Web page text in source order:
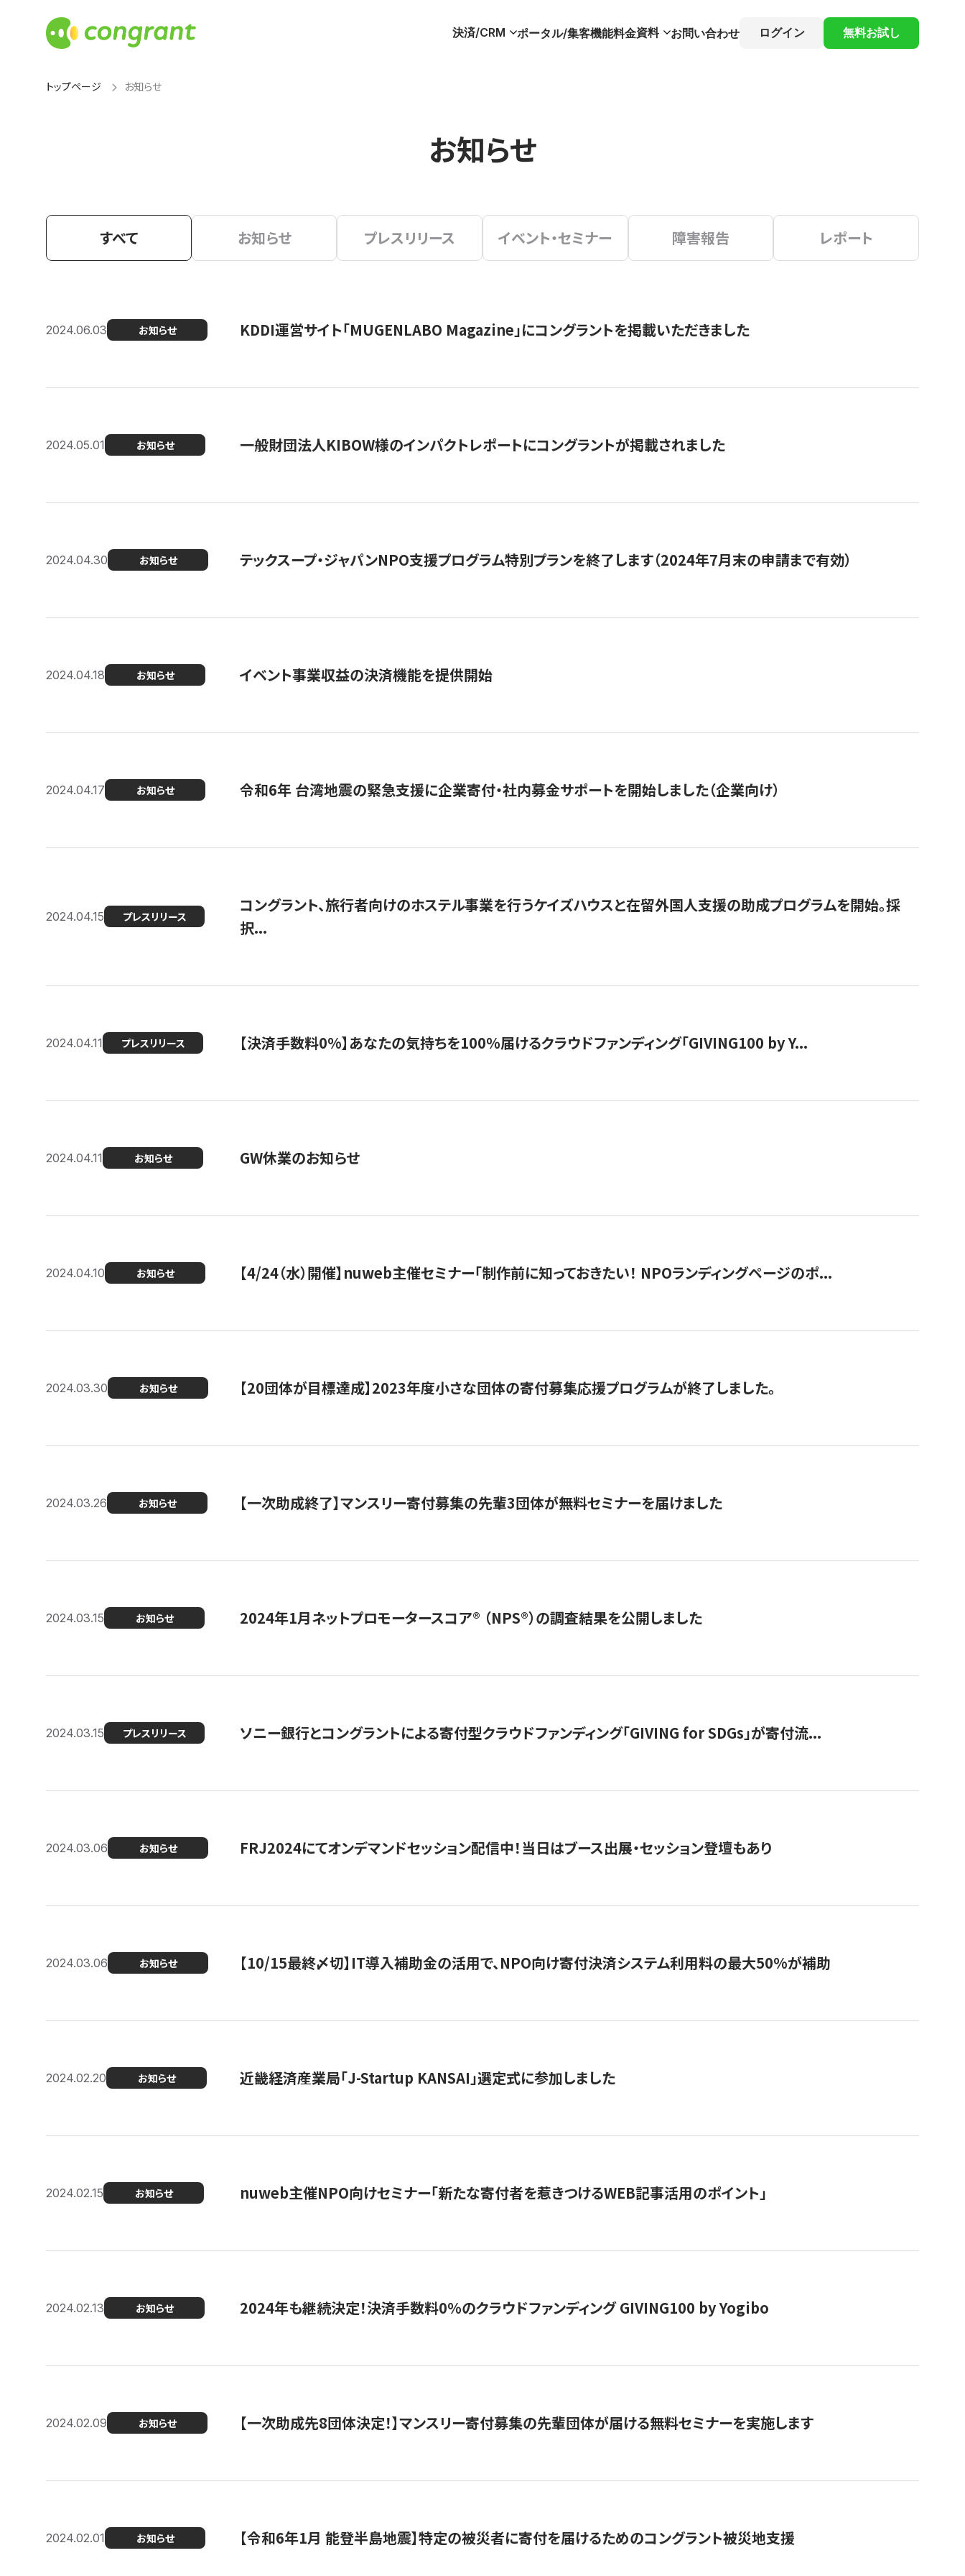
決済/CRM ポータル/集客機能料金資料 お問い合わせ ログイン 無料お試し
トップページ お知らせ
お知らせ
すべて お知らせ プレスリリース イベント・セミナー 障害報告 レポート
2024.06.03 お知らせ KDDI運営サイト「MUGENLABO Magazine」にコングラントを掲載いただきました
2024.05.01 お知らせ 一般財団法人KIBOW様のインパクトレポートにコングラントが掲載されました
2024.04.30 お知らせ テックスープ・ジャパンNPO支援プログラム特別プランを終了します（2024年7月末の申請まで有効）
2024.04.18 お知らせ イベント事業収益の決済機能を提供開始
2024.04.17 お知らせ 令和6年 台湾地震の緊急支援に企業寄付・社内募金サポートを開始しました（企業向け）
2024.04.15 プレスリリース
コングラント、旅行者向けのホステル事業を行うケイズハウスと在留外国人支援の助成プログラムを開始。採
択...
2024.04.11 プレスリリース 【決済手数料0%】あなたの気持ちを100％届けるクラウドファンディング「GIVING100 by Y...
2024.04.11 お知らせ GW休業のお知らせ
2024.04.10 お知らせ 【4/24（水）開催】nuweb主催セミナー「制作前に知っておきたい！ NPOランディングページのポ...
2024.03.30 お知らせ 【20団体が目標達成】2023年度小さな団体の寄付募集応援プログラムが終了しました。
2024.03.26 お知らせ 【一次助成終了】マンスリー寄付募集の先輩3団体が無料セミナーを届けました
2024.03.15 お知らせ 2024年1月ネットプロモータースコア®︎ （NPS®︎）の調査結果を公開しました
2024.03.15 プレスリリース ソニー銀行とコングラントによる寄付型クラウドファンディング「GIVING for SDGs」が寄付流...
2024.03.06 お知らせ FRJ2024にてオンデマンドセッション配信中！当日はブース出展・セッション登壇もあり
2024.03.06 お知らせ 【10/15最終〆切】IT導入補助金の活用で、NPO向け寄付決済システム利用料の最大50%が補助
2024.02.20 お知らせ 近畿経済産業局「J-Startup KANSAI」選定式に参加しました
2024.02.15 お知らせ nuweb主催NPO向けセミナー「新たな寄付者を惹きつけるWEB記事活用のポイント」
2024.02.13 お知らせ 2024年も継続決定！決済手数料0％のクラウドファンディング GIVING100 by Yogibo
2024.02.09 お知らせ 【一次助成先8団体決定！】マンスリー寄付募集の先輩団体が届ける無料セミナーを実施します
2024.02.01 お知らせ 【令和6年1月 能登半島地震】特定の被災者に寄付を届けるためのコングラント被災地支援